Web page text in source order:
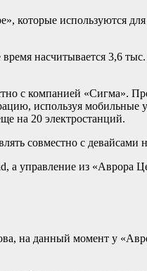
которые используются
насчитывается 3,6
с компанией «Сигма».
используя мобильные
на 20 электростанций.
совместно с девайсами
управление из «Аврора
на данный момент у